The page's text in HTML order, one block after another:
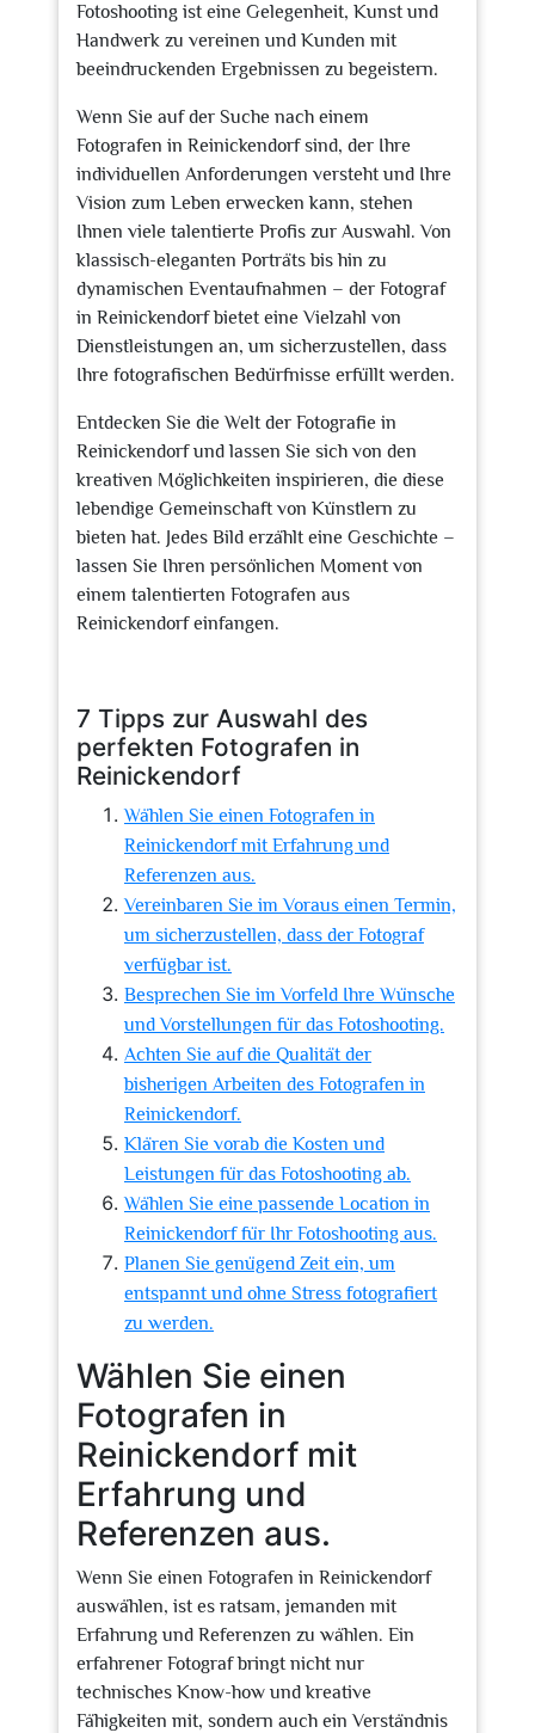
Fotoshooting ist eine Gelegenheit, Kunst und
Handwerk zu vereinen und Kunden mit
beeindruckenden Ergebnissen zu begeistern.
Wenn Sie auf der Suche nach einem
Fotografen in Reinickendorf sind, der Ihre
individuellen Anforderungen versteht und Ihre
Vision zum Leben erwecken kann, stehen
Ihnen viele talentierte Profis zur Auswahl. Von
klassisch-eleganten Porträts bis hin zu
dynamischen Eventaufnahmen – der Fotograf
in Reinickendorf bietet eine Vielzahl von
Dienstleistungen an, um sicherzustellen, dass
Ihre fotografischen Bedürfnisse erfüllt werden.
Entdecken Sie die Welt der Fotografie in
Reinickendorf und lassen Sie sich von den
kreativen Möglichkeiten inspirieren, die diese
lebendige Gemeinschaft von Künstlern zu
bieten hat. Jedes Bild erzählt eine Geschichte –
lassen Sie Ihren persönlichen Moment von
einem talentierten Fotografen aus
Reinickendorf einfangen.
7 Tipps zur Auswahl des
perfekten Fotografen in
Reinickendorf
Wählen Sie einen Fotografen in
Reinickendorf mit Erfahrung und
Referenzen aus.
Vereinbaren Sie im Voraus einen Termin,
um sicherzustellen, dass der Fotograf
verfügbar ist.
Besprechen Sie im Vorfeld Ihre Wünsche
und Vorstellungen für das Fotoshooting.
Achten Sie auf die Qualität der
bisherigen Arbeiten des Fotografen in
Reinickendorf.
Klären Sie vorab die Kosten und
Leistungen für das Fotoshooting ab.
Wählen Sie eine passende Location in
Reinickendorf für Ihr Fotoshooting aus.
Planen Sie genügend Zeit ein, um
entspannt und ohne Stress fotografiert
zu werden.
Wählen Sie einen
Fotografen in
Reinickendorf mit
Erfahrung und
Referenzen aus.
Wenn Sie einen Fotografen in Reinickendorf
auswählen, ist es ratsam, jemanden mit
Erfahrung und Referenzen zu wählen. Ein
erfahrener Fotograf bringt nicht nur
technisches Know-how und kreative
Fähigkeiten mit, sondern auch ein Verständnis